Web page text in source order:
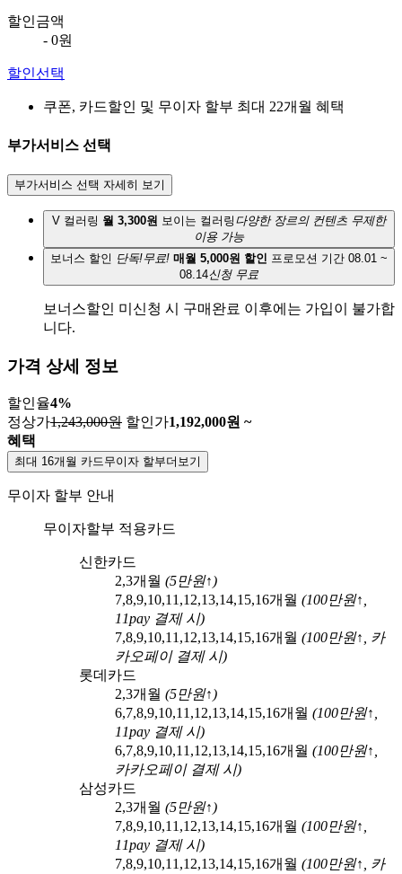
할인금액
- 0원
할인선택
쿠폰, 카드할인 및 무이자 할부 최대 22개월 혜택
부가서비스 선택
부가서비스 선택 자세히 보기
V 컬러링 월 3,300원 보이는 컬러링 다양한 장르의 컨텐츠 무제한
이용 가능
보너스 할인 단독!무료! 매월 5,000원 할인 프로모션 기간 08.01 ~
08.14신청 무료
보너스할인 미신청 시 구매완료 이후에는 가입이 불가합
니다.
가격 상세 정보
할인율4%
정상가1,243,000원 할인가1,192,000원 ~
혜택
최대 16개월 카드무이자 할부더보기
무이자 할부 안내
무이자할부 적용카드
신한카드
2,3개월 (5만원↑)
7,8,9,10,11,12,13,14,15,16개월 (100만원↑,
11pay 결제 시)
7,8,9,10,11,12,13,14,15,16개월 (100만원↑, 카
카오페이결제 시)
롯데카드
2,3개월 (5만원↑)
6,7,8,9,10,11,12,13,14,15,16개월 (100만원↑,
11pay 결제 시)
6,7,8,9,10,11,12,13,14,15,16개월 (100만원↑,
카카오페이결제 시)
삼성카드
2,3개월 (5만원↑)
7,8,9,10,11,12,13,14,15,16개월 (100만원↑,
11pay 결제 시)
7,8,9,10,11,12,13,14,15,16개월 (100만원↑, 카